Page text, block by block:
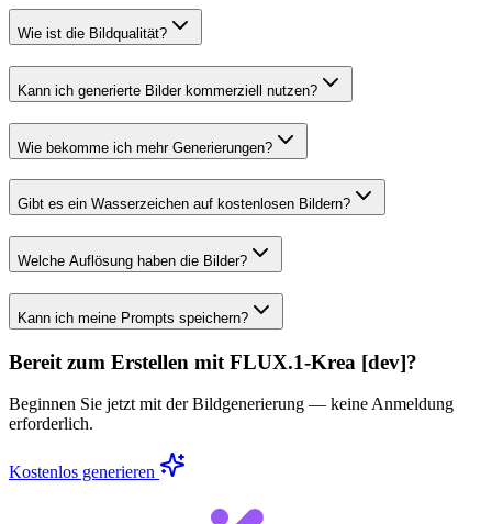
Wie ist die Bildqualität?
Kann ich generierte Bilder kommerziell nutzen?
Wie bekomme ich mehr Generierungen?
Gibt es ein Wasserzeichen auf kostenlosen Bildern?
Welche Auflösung haben die Bilder?
Kann ich meine Prompts speichern?
Bereit zum Erstellen mit FLUX.1-Krea [dev]?
Beginnen Sie jetzt mit der Bildgenerierung — keine Anmeldung
erforderlich.
Kostenlos generieren